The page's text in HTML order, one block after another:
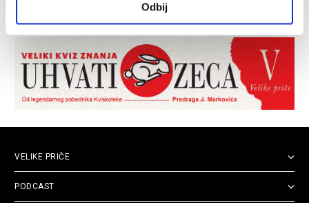
Odbij
VELIKE PRIČE
PODCAST